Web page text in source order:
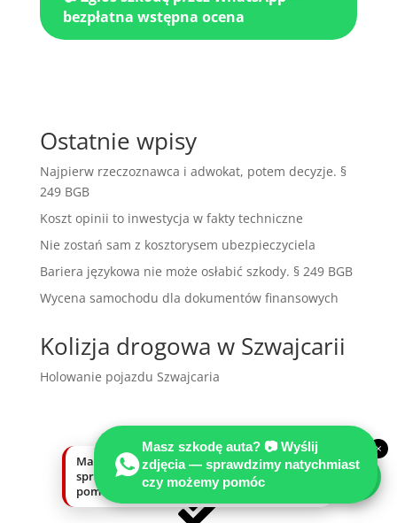
bezpłatna wstępna ocena
Ostatnie wpisy
Najpierw rzeczoznawca i adwokat, potem decyzje. §
249 BGB
Koszt opinii to inwestycja w fakty techniczne
Nie zostań sam z kosztorysem ubezpieczyciela
Bariera językowa nie może osłabić szkody. § 249 BGB
Wycena samochodu dla dokumentów finansowych
Kolizja drogowa w Szwajcarii
Holowanie pojazdu Szwajcaria

Masz szkodę auta? 📷 Wyślij
zdjęcia — sprawdzimy natychmiast
czy możemy pomóc
×
Masz szkodę auta? Wyślij zdjęcia —
sprawdzimy natychmiast, czy możemy
pomóc.